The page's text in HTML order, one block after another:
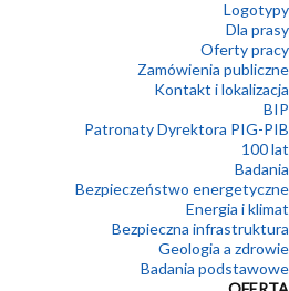
Logotypy
Dla prasy
Oferty pracy
Zamówienia publiczne
Kontakt i lokalizacja
BIP
Patronaty Dyrektora PIG-PIB
100 lat
Badania
Bezpieczeństwo energetyczne
Energia i klimat
Bezpieczna infrastruktura
Geologia a zdrowie
Badania podstawowe